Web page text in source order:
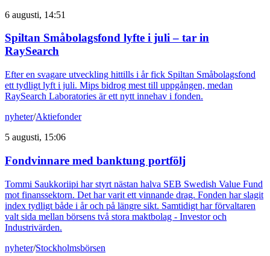
6 augusti, 14:51
Spiltan Småbolagsfond lyfte i juli – tar in
RaySearch
Efter en svagare utveckling hittills i år fick Spiltan Småbolagsfond
ett tydligt lyft i juli. Mips bidrog mest till uppgången, medan
RaySearch Laboratories är ett nytt innehav i fonden.
nyheter/Aktiefonder
5 augusti, 15:06
Fondvinnare med banktung portfölj
Tommi Saukkoriipi har styrt nästan halva SEB Swedish Value Fund
mot finanssektorn. Det har varit ett vinnande drag. Fonden har slagit
index tydligt både i år och på längre sikt. Samtidigt har förvaltaren
valt sida mellan börsens två stora maktbolag - Investor och
Industrivärden.
nyheter/Stockholmsbörsen